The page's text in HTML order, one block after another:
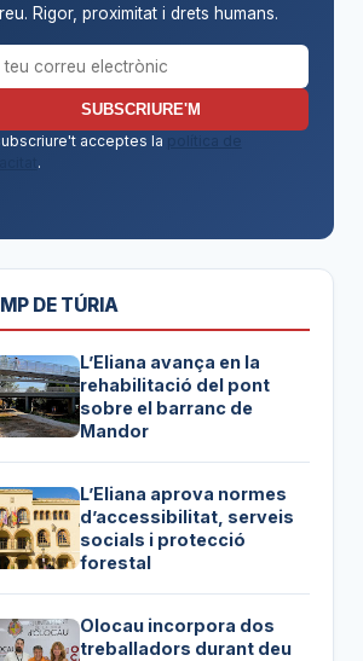
Rigor, proximitat i drets humans.
electrònic per al butlletí
SUBSCRIURE'M
acceptes la
política de
.
DE TÚRIA
L’Eliana avança en la
rehabilitació del pont
sobre el barranc de
Mandor
L’Eliana aprova normes
d’accessibilitat, serveis
socials i protecció
forestal
Olocau incorpora dos
treballadors durant deu